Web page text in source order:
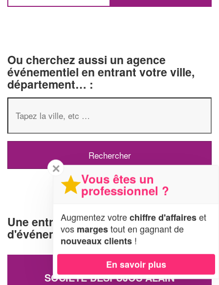
Ou cherchez aussi un agence
événementiel en entrant votre ville,
département… :
Une entreprise d'organisation
d'événements à Aureil (87220)
SOCIÉTÉ DESPUJOS ALAIN
✕
Vous êtes un
professionnel ?
Augmentez votrechiffre d'affaireset
vos margestout en gagnant de
nouveaux clients !
En savoir plus